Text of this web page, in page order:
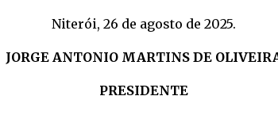
Niterói, 26 de agosto de 2025.
JORGE ANTONIO MARTINS DE
PRESIDENTE